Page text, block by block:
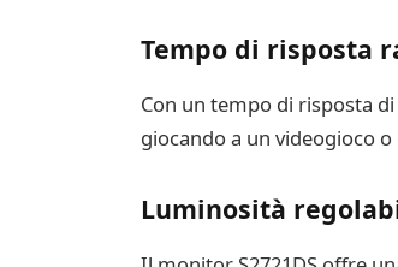
Tempo di risposta
Con un tempo di risposta
giocando a un videogioco
Luminosità